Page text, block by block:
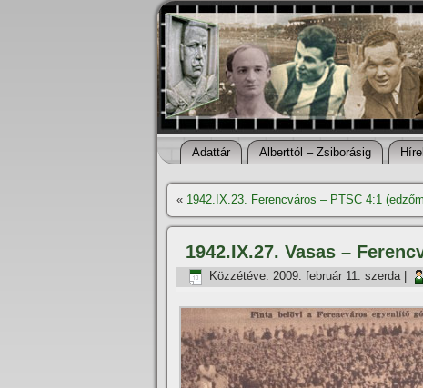
Adattár Alberttól – Zsiborásig
« 1942.IX.23. Ferencváros – PTSC 4:1
1942.IX.27. Vasas –
Közzétéve: 2009. február 11. szerda|